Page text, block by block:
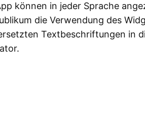
können in jeder Sprache
die Verwendung des
Textbeschriftungen in